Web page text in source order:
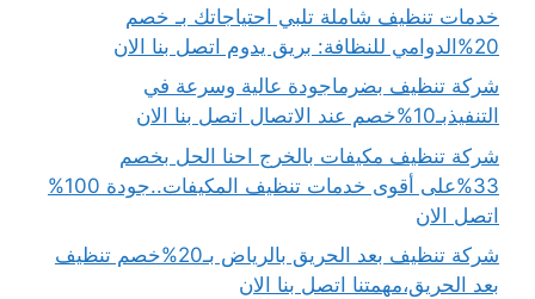
خدمات تنظيف شاملة تلبي احتياجاتك بـ خصم
20%الدوامي للنظافة: بريق يدوم اتصل بنا الان
شركة تنظيف بضرماجودة عالية وسرعة في
التنفيذبـ10%خصم عند الاتصال اتصل بنا الان
شركة تنظيف مكيفات بالخرج احنا الحل بخصم
33%على أقوى خدمات تنظيف المكيفات..جودة 100%
اتصل الان
شركة تنظيف بعد الحريق بالرياض بـ20%خصم تنظيف
بعد الحريق،مهمتنا اتصل بنا الان